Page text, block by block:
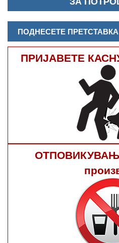
ПОДНЕСЕТЕ ПРЕТСТАВКА
ПРИЈАВЕТЕ